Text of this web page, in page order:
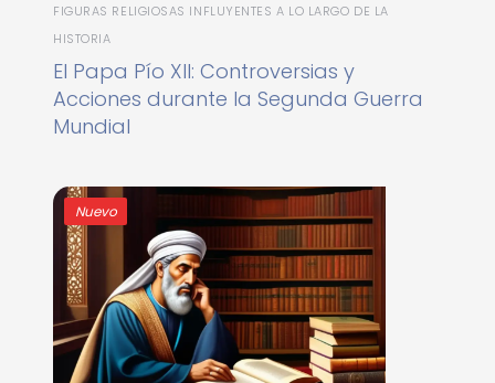
FIGURAS RELIGIOSAS INFLUYENTES A LO LARGO DE LA
HISTORIA
El Papa Pío XII: Controversias y
Acciones durante la Segunda Guerra
Mundial
Nuevo